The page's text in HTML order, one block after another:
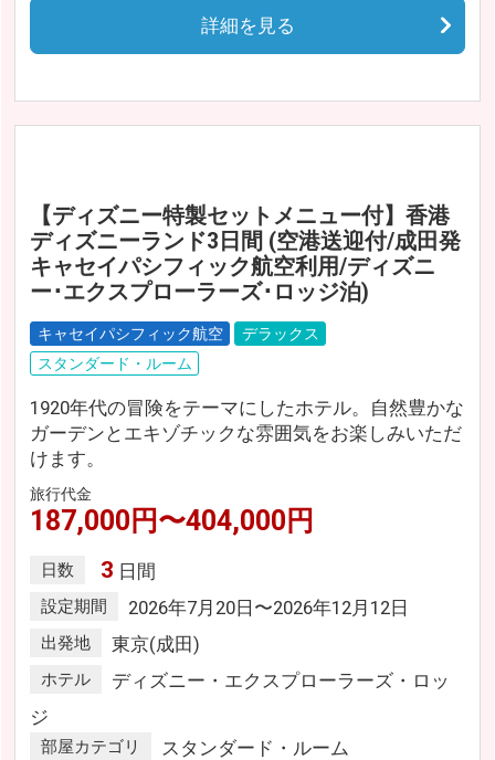
詳細を見る
【ディズニー特製セットメニュー付】香港
ディズニーランド3日間 (空港送迎付/成田発
キャセイパシフィック航空利用/ディズニ
ー･エクスプローラーズ･ロッジ泊)
キャセイパシフィック航空
デラックス
スタンダード・ルーム
1920年代の冒険をテーマにしたホテル。自然豊かな
ガーデンとエキゾチックな雰囲気をお楽しみいただ
けます。
旅行代金
187,000円〜404,000円
日数 3 日間
設定期間 2026年7月20日〜2026年12月12日
出発地 東京(成田)
ホテル
ディズニー・エクスプローラーズ・ロッ
ジ
部屋カテゴリ スタンダード・ルーム